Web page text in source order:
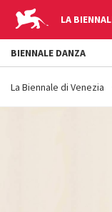
LA
YOUR
ARE
HERE
La Biennale di Venezia
BIENNALE DANZA